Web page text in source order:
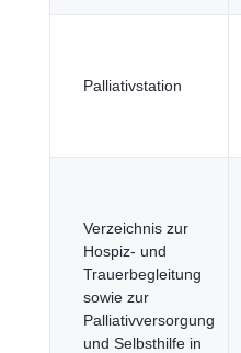
Palliativstation
Verzeichnis zur
Hospiz- und
Trauerbegleitung
sowie zur
Palliativversorgung
und Selbsthilfe in